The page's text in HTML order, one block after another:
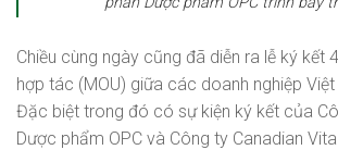
Chiều cùng ngày cũng đã diễn ra lễ ký kết
hợp tác (MOU) giữa các doanh nghiệp Việt
Đặc biệt trong đó có sự kiện ký kết của
Dược phẩm OPC và Công ty Canadian